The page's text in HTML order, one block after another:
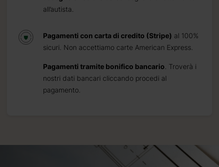
all’autista.
Pagamenti con carta di credito (Stripe) al 100%
sicuri. Non accettiamo carte American Express.
Pagamenti tramite bonifico bancario . Troverà i
nostri dati bancari cliccando procedi al
pagamento.